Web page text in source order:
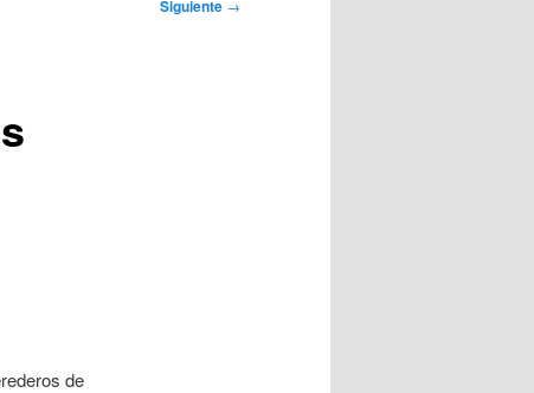
Siguiente →
de